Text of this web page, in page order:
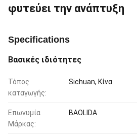
φυτεύει την ανάπτυξη
Specifications
Βασικές ιδιότητες
Τόπος
καταγωγής:
Sichuan, Κίνα
Επωνυμία
Μάρκας:
BAOLIDA